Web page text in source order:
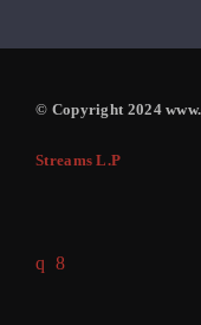
© Copyright 2024
Streams L.P